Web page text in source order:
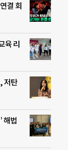
결 회
육 리
저탄
해법